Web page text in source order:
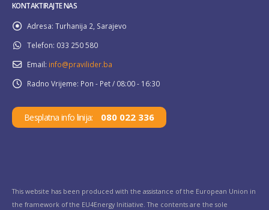
KONTAKTIRAJTE NAS
Adresa: Turhanija 2, Sarajevo
Telefon: 033 250 580
Email: info@pravilider.ba
Radno Vrijeme: Pon - Pet / 08:00 - 16:30
Besplatna info linija: 080 022 336
This website has been produced with the assistance of the European Union in
the framework of the EU4Energy Initiative. The contents are the sole